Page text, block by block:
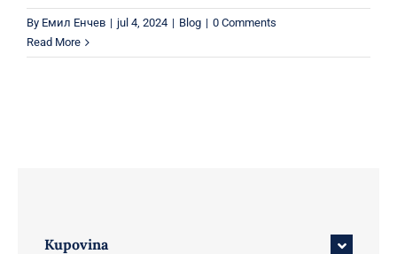
By Емил Енчев | jul 4, 2024 | Blog | 0 Comments
Read More
Kupovina